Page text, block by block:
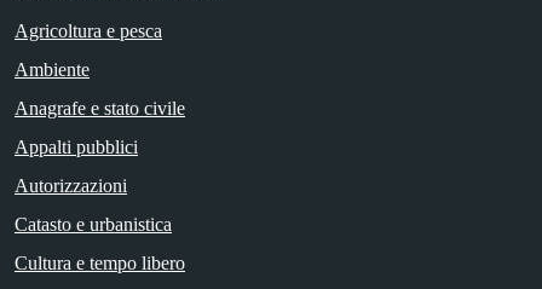
Agricoltura e pesca
Ambiente
Anagrafe e stato civile
Appalti pubblici
Autorizzazioni
Catasto e urbanistica
Cultura e tempo libero